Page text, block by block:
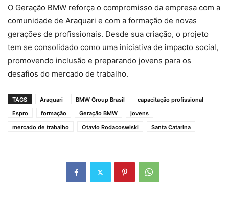
O Geração BMW reforça o compromisso da empresa com a
comunidade de Araquari e com a formação de novas
gerações de profissionais. Desde sua criação, o projeto
tem se consolidado como uma iniciativa de impacto social,
promovendo inclusão e preparando jovens para os
desafios do mercado de trabalho.
TAGS Araquari BMW Group Brasil
capacitação profissional
Espro
formação Geração BMW
jovens
mercado de trabalho
Otavio Rodacoswiski Santa Catarina